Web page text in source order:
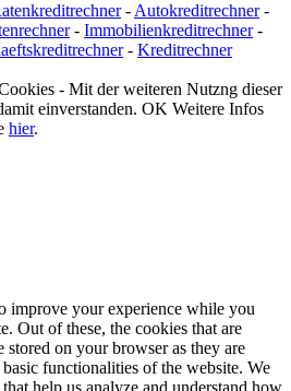
-Autokreditrechner-
- Immobilienkreditrechner-
- Kreditrechner
- Mit der weiteren Nutzng dieser
einverstanden. OK Weitere Infos
hier.
improve your experience while you
Out of these, the cookies that are
stored on your browser as they are
functionalities of the website. We
help us analyze and understand how